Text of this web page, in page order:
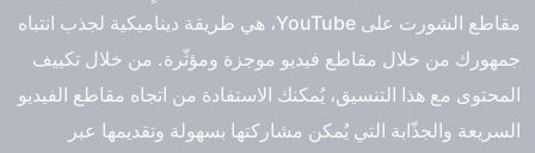
مقاطع الشورت على YouTube، هي طريقة ديناميكية لجذب انتباه
جمهورك من خلال مقاطع فيديو موجزة ومؤثّرة. من خلال تكييف
المحتوى مع هذا التنسيق، يُمكنك الاستفادة من اتجاه مقاطع الفيديو
السريعة والجذّابة التي يُمكن مشاركتها بسهولة وتقديمها عبر